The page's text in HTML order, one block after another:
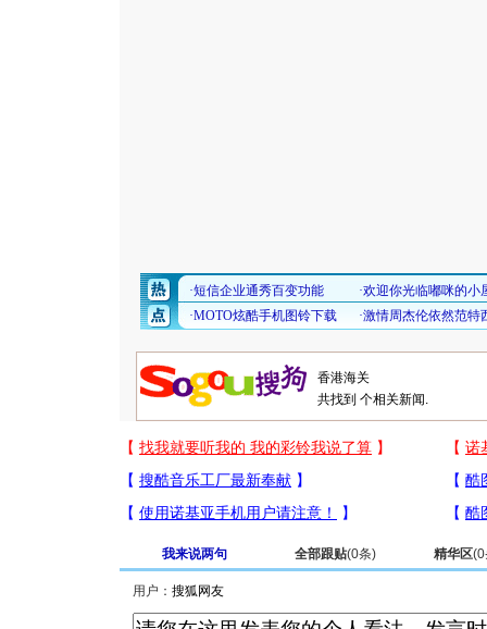
共找到 个相关新闻.
我来说两句 全部跟贴(0条) 精华区(0
用户：